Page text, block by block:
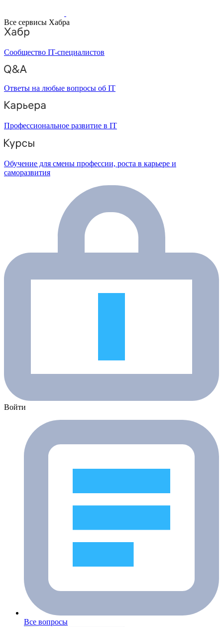
Все сервисы Хабра
Сообщество IT-специалистов
Ответы на любые вопросы об IT
Профессиональное развитие в IT
Обучение для смены профессии, роста в карьере и
саморазвития
Войти
Все вопросы